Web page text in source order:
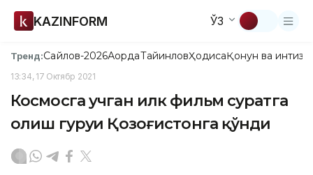
KAZINFORM ЎЗ
Тренд:Сайлов-2026АқордаТайинловҲодисаҚонун ва
13:34, 17 Октябр 2021
Космосга учган илк фильм суратга
олиш гуруҳи Қозоғистонга қўнди